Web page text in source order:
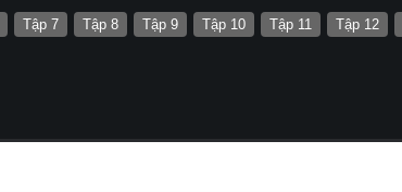
Tập 7 Tập 8 Tập 9 Tập 10 Tập 11 Tập 12